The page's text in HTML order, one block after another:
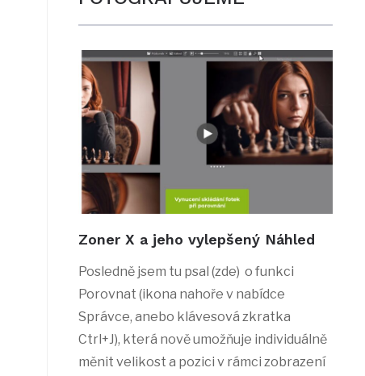
Zoner X a jeho vylepšený Náhled
Posledně jsem tu psal (zde) o funkci
Porovnat (ikona nahoře v nabídce
Správce, anebo klávesová zkratka
Ctrl+J), která nově umožňuje individuálně
měnit velikost a pozici v rámci zobrazení